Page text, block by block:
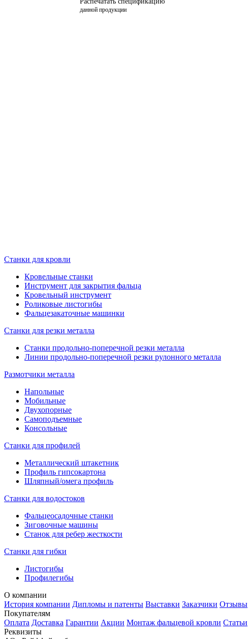
данной продукции
Станки для кровли
Кровельные станки
Инструмент для закрытия фальца
Кровельный инструмент
Роликовые листогибы
Фальцезакаточные машинки
Станки для резки металла
Станки продольно-поперечной резки металла
Линии продольно-поперечной резки рулонного металла
Размотчики металла
Напольные
Мобильные
Двухопорные
Самоподъемные
Консольные
Станки для профилей
Металлический штакетник
Профиль гипсокартона
Шляпный/омега профиль
Станки для водостоков
Фальцеосадочные станки
Зиговочные машины
Станок для ребер жесткости
Станки для гибки
Листогибы
Профилегибы
О компании
История компании Дипломы и патенты Выставки Заказчики Отзывы
Покупателям
Оплата Доставка Гарантии Акции Монтаж фальцевой кровли Статьи
Реквизиты